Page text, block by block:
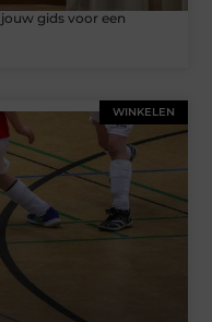
gids voor een
WINKELEN